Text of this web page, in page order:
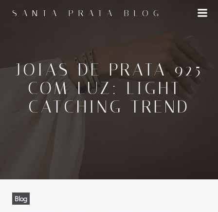
para
SANTA PRATA BLOG
JOIAS DE PRATA 925
COM LUZ: LIGHT-
CATCHING TREND
Blog